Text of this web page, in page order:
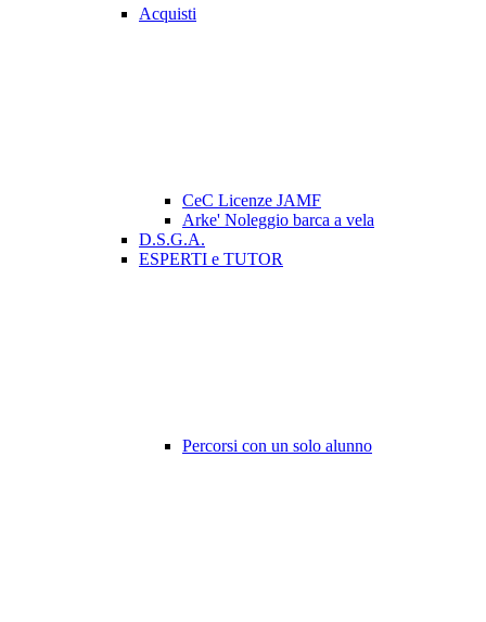
Acquisti
CeC Licenze JAMF
Arke' Noleggio barca a vela
D.S.G.A.
ESPERTI e TUTOR
Percorsi con un solo alunno